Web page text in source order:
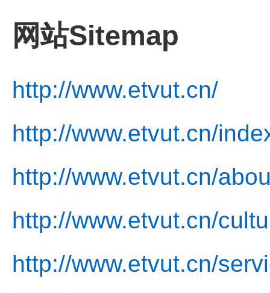
网站Sitemap
http://www.etvut.cn/
http://www.etvut.cn/
http://www.etvut.cn/
http://www.etvut.cn/
http://www.etvut.cn/